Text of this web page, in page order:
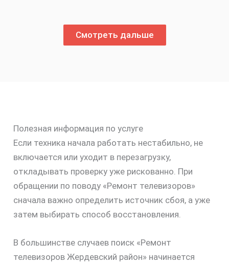
Смотреть дальше
Полезная информация по услуге
Если техника начала работать нестабильно, не
включается или уходит в перезагрузку,
откладывать проверку уже рискованно. При
обращении по поводу «Ремонт телевизоров»
сначала важно определить источник сбоя, а уже
затем выбирать способ восстановления.
В большинстве случаев поиск «Ремонт
телевизоров Жердевский район» начинается